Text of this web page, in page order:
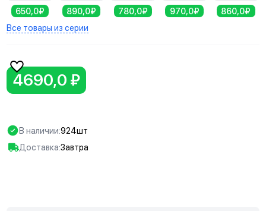
650,0₽ 890,0₽ 780,0₽ 970,0₽
860,0₽
Все товары из серии
4690,0 ₽
В наличии:924шт
Доставка:Завтра